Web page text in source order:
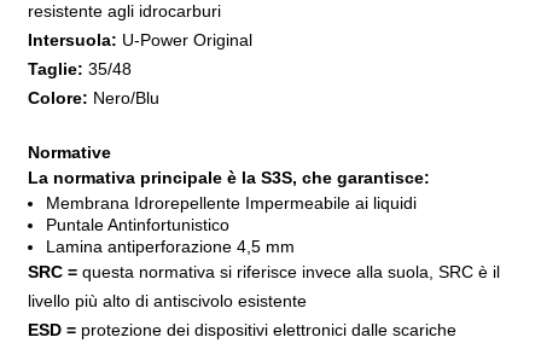
resistente agli idrocarburi
Intersuola: U-Power Original
Taglie: 35/48
Colore: Nero/Blu
Normative
La normativa principale è la S3S, che garantisce:
Membrana Idrorepellente Impermeabile ai liquidi
Puntale Antinfortunistico
Lamina antiperforazione 4,5 mm
SRC =questa normativa si riferisce invece alla suola, SRC è il
livello più alto di antiscivolo esistente
ESD = protezione dei dispositivi elettronici dalle scariche